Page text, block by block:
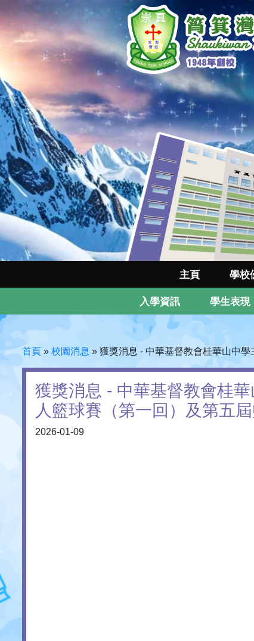
主頁 學校
入學資訊 學生表現
首頁 » 校園消息 » 獲獎消息 - 中華基督教會桂華山中
獲獎消息 - 中華基督教會桂
人籃球賽（第一回）及第五屆
2026-01-09